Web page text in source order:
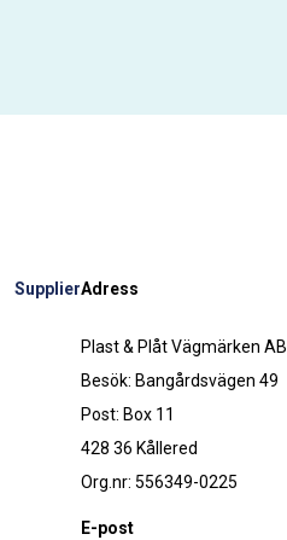
SupplierAdress
Plast & Plåt Vägmärken AB
Besök: Bangårdsvägen 49
Post: Box 11
428 36 Kållered
Org.nr: 556349-0225
E-post